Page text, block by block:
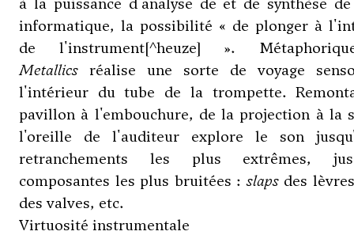
informatique, la possibilité « de plonger à
de l'instrument[^heuze] ».
Metallics réalise une sorte de voyage
l'intérieur du tube de la trompette.
pavillon à l'embouchure, de la projection à la
l'oreille de l'auditeur explore le son
retranchements les plus extrêmes,
composantes les plus bruitées :slapsdes
des valves, etc.
Virtuosité instrumentale